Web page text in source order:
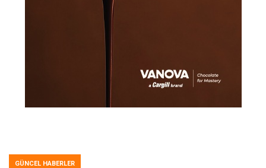
GÜNCEL HABERLER